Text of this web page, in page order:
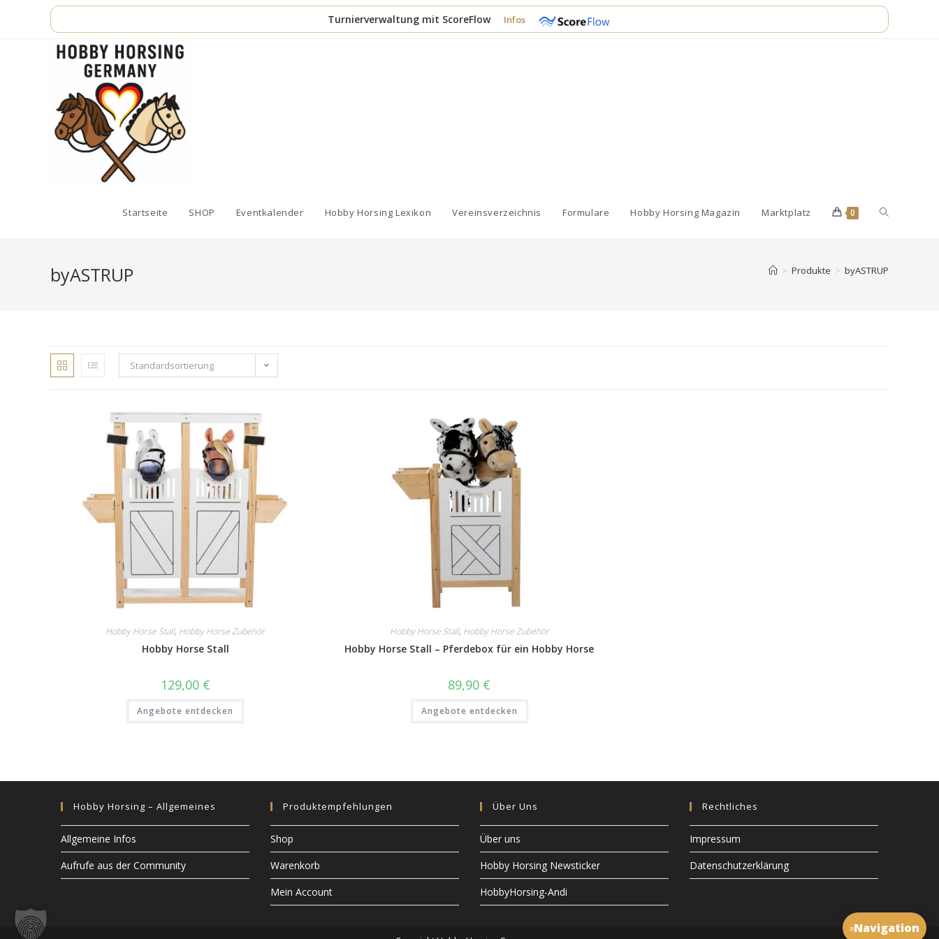
Turnierverwaltung mit ScoreFlow Infos
Startseite SHOP Eventkalender Hobby Horsing Lexikon Vereinsverzeichnis Formulare Hobby Horsing Magazin Marktplatz 0 Website-
byASTRUP > Produkte > byASTRUP
Standardsortierung
Hobby Horse Stall, Hobby Horse Zubehör
Hobby Horse Stall
129,00 €
Angebote entdecken
Hobby Horse Stall, Hobby Horse Zubehör
Hobby Horse Stall – Pferdebox für ein Hobby Horse
89,90 €
Angebote entdecken
Hobby Horsing – Allgemeines
Allgemeine Infos
Aufrufe aus der Community
Produktempfehlungen
Shop
Warenkorb
Mein Account
Über Uns
Über uns
Hobby Horsing Newsticker
HobbyHorsing-Andi
Rechtliches
Impressum
Datenschutzerklärung
≡Navigation